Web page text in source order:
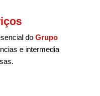
do Grupo
e intermedia